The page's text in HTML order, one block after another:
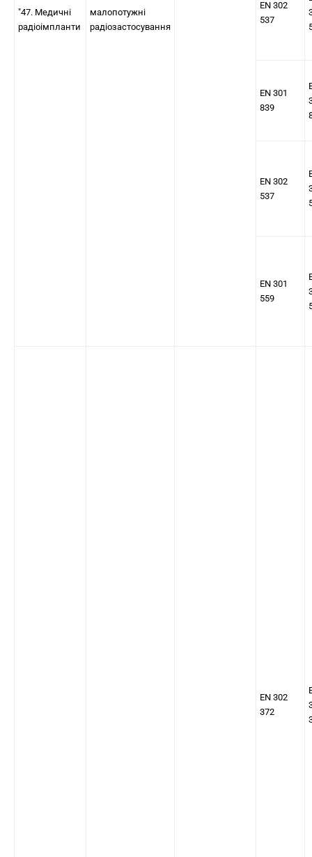
"47. Медичні
радіоімпланти
малопотужні
радіозастосування
EN 302
537
EN 301
839
EN 302
537
EN 301
559
EN 302
372